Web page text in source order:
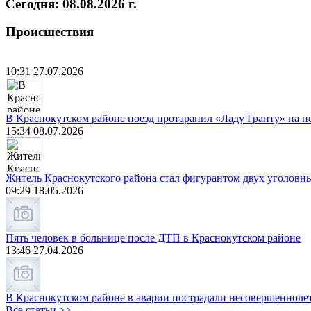
Сегодня: 08.08.2026 г.
Происшествия
10:31 27.07.2026
В Краснокутском районе поезд протаранил «Ладу Гранту» на
15:34 08.07.2026
Житель Краснокутского района стал фигурантом двух
09:29 18.05.2026
Пять человек в больнице после ДТП в Краснокутском районе
13:46 27.04.2026
В Краснокутском районе в аварии пострадали